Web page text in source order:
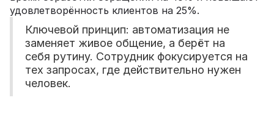
удовлетворённость клиентов на 25%.
Ключевой принцип: автоматизация не
заменяет живое общение, а берёт на
себя рутину. Сотрудник фокусируется на
тех запросах, где действительно нужен
человек.